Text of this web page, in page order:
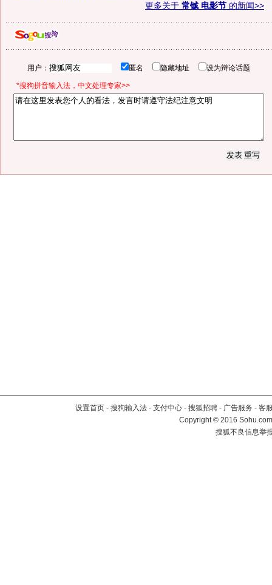
更多关于 常铖 电影节 的新闻>>
用户： 匿名 隐藏地址 设为辩论话题
*搜狗拼音输入法，中文处理专家>>
设置首页 - 搜狗输入法 - 支付中心 - 搜狐招聘 - 广告服务 - 客
Copyright©2016
搜狐不良信息举